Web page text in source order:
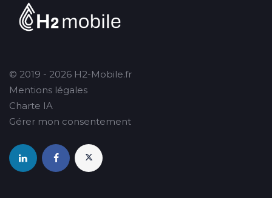
© 2019 - 2026 H2-Mobile.fr
Mentions légales
Charte IA
Gérer mon consentement